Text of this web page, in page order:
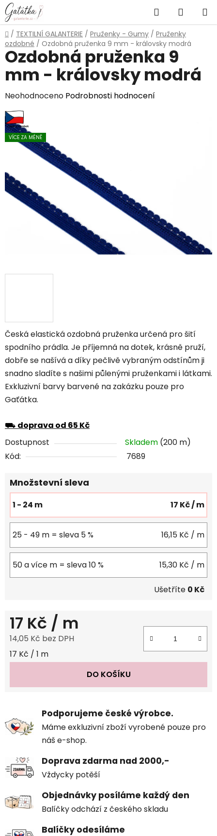
Přejít
na
obsah
Hledat
KOŠÍK
Domů
/ TEXTILNÍ GALANTERIE / Pruženky - Gumy / Pruženky
ozdobné / Ozdobná pruženka 9 mm - královsky modrá
Česká elastická ozdobná pruženka určená pro šití
spodního prádla. Je příjemná na dotek, krásně pruží,
dobře se našívá a díky pečlivě vybraným odstínům ji
snadno sladíte s našimi půlenými pruženkami i látkami.
Exkluzivní barvy barvené na zakázku pouze pro
Gaťátka.
⛟ doprava od 65 Kč
Dostupnost
Skladem (200 m)
Kód:
7689
Množstevní sleva
1 - 24 m 17 Kč/ m
25 - 49 m = sleva 5 % 16,15 Kč / m
50 a více m = sleva 10 % 15,30 Kč / m
Ušetříte 0 Kč
17 Kč / m
14,05 Kč bez DPH
Měrná cena:
17 Kč / 1 m
DO KOŠÍKU
Ozdobná pruženka 9
mm - královsky modrá
Průměrné
hodnocení
produktu
je
5
hvězdiček.
Neohodnoceno Podrobnosti hodnocení
VÍCE ZA MÉNĚ
Podporujeme české výrobce.
Máme exkluzivní zboží vyrobené pouze pro
náš e-shop.
Doprava zdarma nad 2000,-
Vždycky potěší
Objednávky posíláme každý den
Balíčky odchází z českého skladu
Balíčky odesíláme